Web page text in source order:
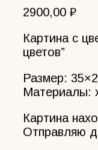
2900,00 ₽
Картина с
цветов”
Размер:
Материалы:
Картина
Отправляю